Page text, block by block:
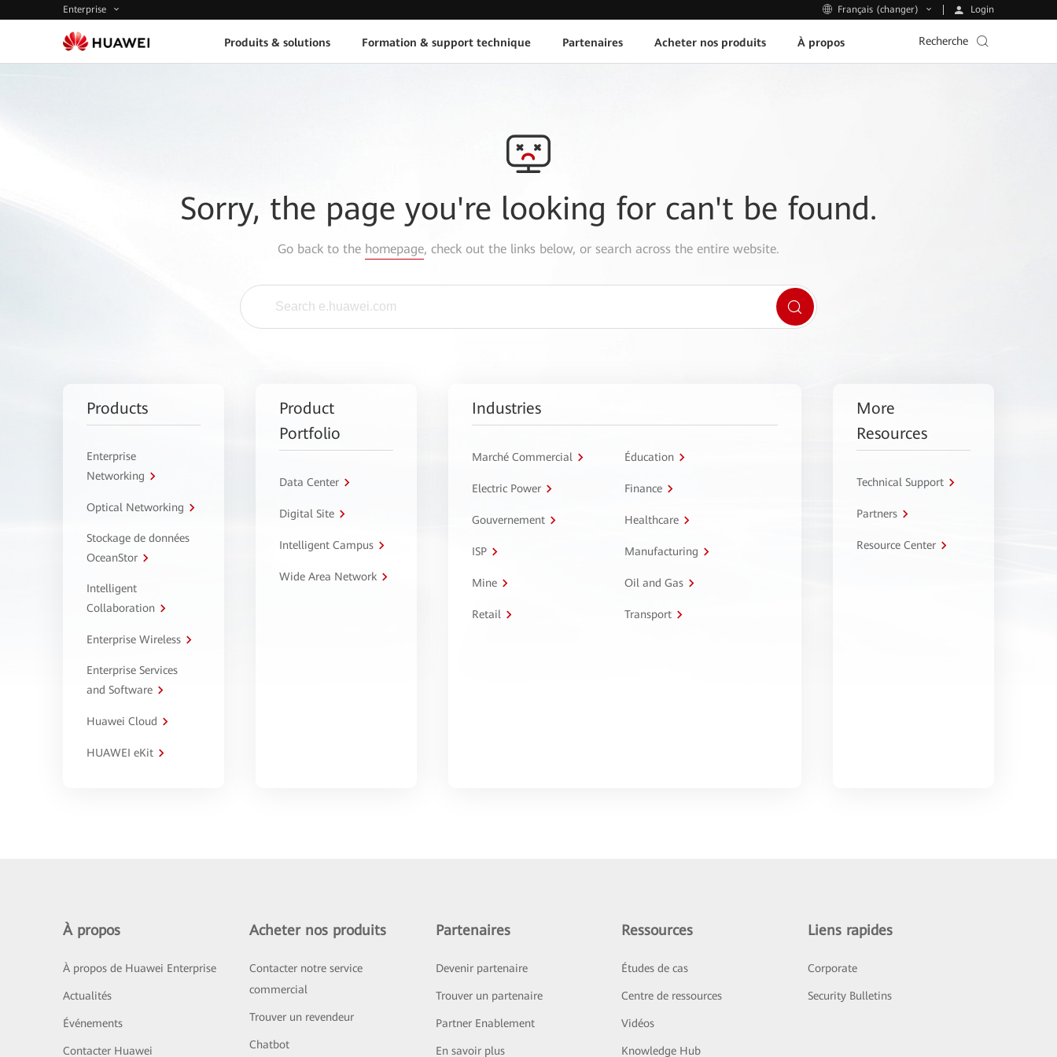
Enterprise Français (changer) Login
Produits & solutions Formation & support technique Partenaires Acheter nos produits À propos Recherche
Sorry, the page you're looking for can't be found.
Go back to the homepage, check out the links below, or search across the entire website.
Products
Enterprise
Networking
Optical Networking
Stockage de données
OceanStor
Intelligent
Collaboration
Enterprise Wireless
Enterprise Services
and Software
Huawei Cloud
HUAWEI eKit
Product
Portfolio
Data Center
Digital Site
Intelligent Campus
Wide Area Network
Industries
Marché Commercial Éducation
Electric Power Finance
Gouvernement Healthcare
ISP Manufacturing
Mine Oil and Gas
Retail Transport
More
Resources
Technical Support
Partners
Resource Center
À propos
À propos de Huawei Enterprise
Actualités
Événements
Contacter Huawei
Acheter nos produits
Contacter notre service
commercial
Trouver un revendeur
Chatbot
Partenaires
Devenir partenaire
Trouver un partenaire
Partner Enablement
En savoir plus
Ressources
Études de cas
Centre de ressources
Vidéos
Knowledge Hub
Liens rapides
Corporate
Security Bulletins